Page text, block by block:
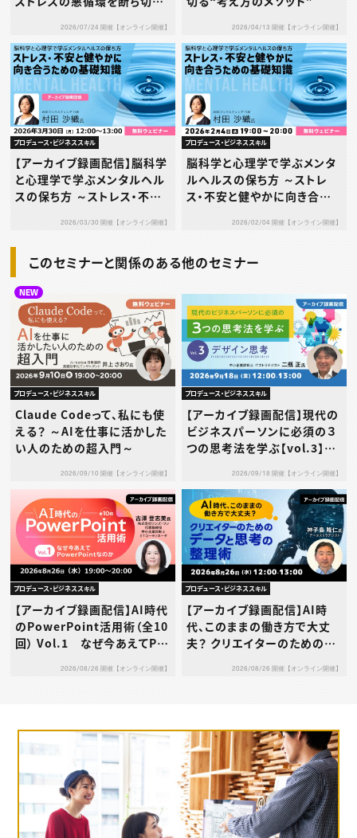
2026/07/24 開催【オンライン開催】 2026/04/13 開催【オンライン開催】
プロデュース・ビジネススキル
【アーカイブ録画配信】脳科学
と心理学で学ぶメンタルヘル
スの保ち方 ～ストレス・不安
礎知識～2026/03/30 開催【オンライン開催】
プロデュース・ビジネススキル
脳科学と心理学で学ぶメンタ
ルヘルスの保ち方 ～ストレ
ス・不安と健やかに向き合うた
2026/02/04 開催【オンライン開催】
このセミナーと関係のある他のセミナー
NEW
プロデュース・ビジネススキル
Claude Codeって、私にも使
える？ ～AIを仕事に活かした
い人のための超入門～
2026/09/10 開催【オンライン開催】
プロデュース・ビジネススキル
【アーカイブ録画配信】現代の
ビジネスパーソンに必須の３
つの思考法を学ぶ【vol.3】デ
2026/09/18 開催【オンライン開催】
プロデュース・ビジネススキル
【アーカイブ録画配信】AI時代
のPowerPoint活用術（全10
回） Vol.1 なぜ今あえてPo
2026/08/26 開催【オンライン開催】
プロデュース・ビジネススキル
【アーカイブ録画配信】AI時
代、このままの働き方で大丈
夫？ クリエイターのためのデ
2026/08/26 開催【オンライン開催】